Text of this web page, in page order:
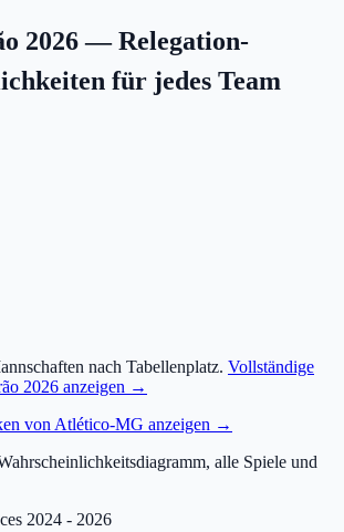
2026 — Relegation-
für jedes Team
nach Tabellenplatz. Vollständige
2026 anzeigen →
von Atlético-MG anzeigen →
alle Spiele und
2024 - 2026